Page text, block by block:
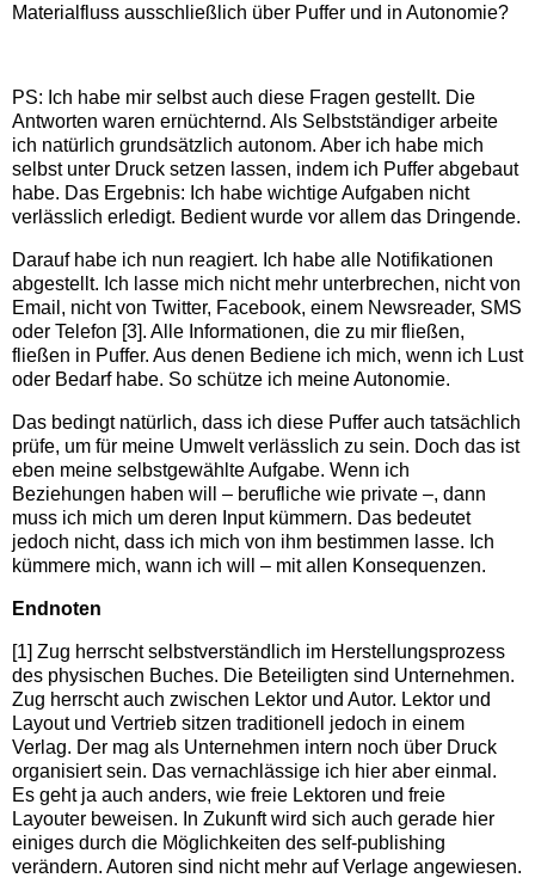
Materialfluss ausschließlich über Puffer und in Autonomie?
PS: Ich habe mir selbst auch diese Fragen gestellt. Die
Antworten waren ernüchternd. Als Selbstständiger arbeite
ich natürlich grundsätzlich autonom. Aber ich habe mich
selbst unter Druck setzen lassen, indem ich Puffer abgebaut
habe. Das Ergebnis: Ich habe wichtige Aufgaben nicht
verlässlich erledigt. Bedient wurde vor allem das Dringende.
Darauf habe ich nun reagiert. Ich habe alle Notifikationen
abgestellt. Ich lasse mich nicht mehr unterbrechen, nicht von
Email, nicht von Twitter, Facebook, einem Newsreader, SMS
oder Telefon [3]. Alle Informationen, die zu mir fließen,
fließen in Puffer. Aus denen Bediene ich mich, wenn ich Lust
oder Bedarf habe. So schütze ich meine Autonomie.
Das bedingt natürlich, dass ich diese Puffer auch tatsächlich
prüfe, um für meine Umwelt verlässlich zu sein. Doch das ist
eben meine selbstgewählte Aufgabe. Wenn ich
Beziehungen haben will – berufliche wie private –, dann
muss ich mich um deren Input kümmern. Das bedeutet
jedoch nicht, dass ich mich von ihm bestimmen lasse. Ich
kümmere mich, wann ich will – mit allen Konsequenzen.
Endnoten
[1] Zug herrscht selbstverständlich im Herstellungsprozess
des physischen Buches. Die Beteiligten sind Unternehmen.
Zug herrscht auch zwischen Lektor und Autor. Lektor und
Layout und Vertrieb sitzen traditionell jedoch in einem
Verlag. Der mag als Unternehmen intern noch über Druck
organisiert sein. Das vernachlässige ich hier aber einmal.
Es geht ja auch anders, wie freie Lektoren und freie
Layouter beweisen. In Zukunft wird sich auch gerade hier
einiges durch die Möglichkeiten des self-publishing
verändern. Autoren sind nicht mehr auf Verlage angewiesen.